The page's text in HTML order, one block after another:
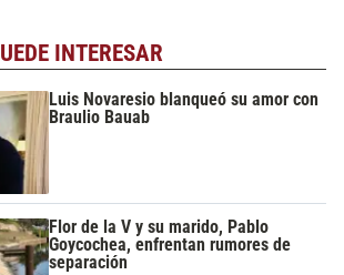
INTERESAR
Luis Novaresio blanqueó su amor con
Braulio Bauab
Flor de la V y su marido, Pablo
Goycochea, enfrentan rumores de
separación